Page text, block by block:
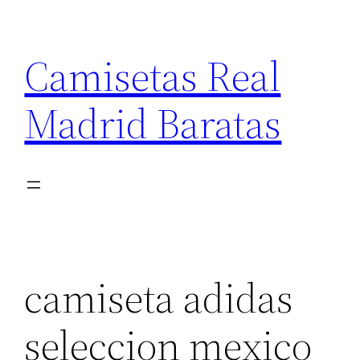
contenido
Camisetas Real
Madrid Baratas
camiseta adidas
seleccion mexico